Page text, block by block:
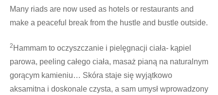
Many riads are now used as hotels or restaurants and
make a peaceful break from the hustle and bustle outside.
2 Hammam to oczyszczanie i pielęgnacji ciała- kąpiel
parowa, peeling całego ciała, masaż pianą na naturalnym
gorącym kamieniu… Skóra staje się wyjątkowo
aksamitna i doskonale czysta, a sam umysł wprowadzony